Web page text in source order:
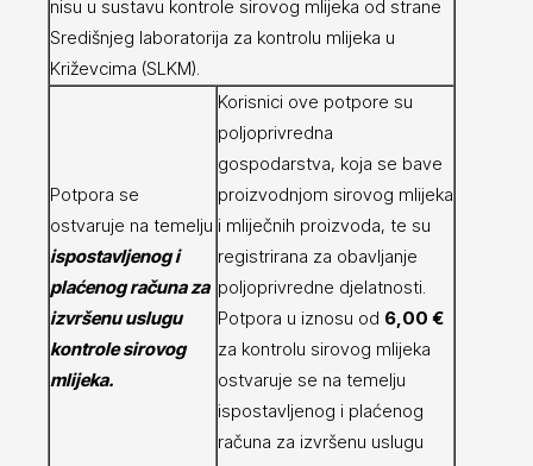
nisu u sustavu kontrole sirovog mlijeka od strane
Središnjeg laboratorija za kontrolu mlijeka u
Križevcima (SLKM).
Potpora se
ostvaruje na temelju
ispostavljenog i
plaćenog računa za
izvršenu uslugu
kontrole sirovog
mlijeka.
Korisnici ove potpore su
poljoprivredna
gospodarstva, koja se bave
proizvodnjom sirovog mlijeka
i mliječnih proizvoda, te su
registrirana za obavljanje
poljoprivredne djelatnosti.
Potpora u iznosu od 6,00 €
za kontrolu sirovog mlijeka
ostvaruje se na temelju
ispostavljenog i plaćenog
računa za izvršenu uslugu